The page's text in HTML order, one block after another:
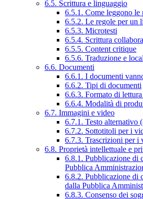
6.5. Scrittura e linguaggio
6.5.1. Come leggono le
6.5.2. Le regole per un
6.5.3. Microtesti
6.5.4. Scrittura
6.5.5. Content critique
6.5.6. Traduzione e
6.6. Documenti
6.6.1. I documenti
6.6.2. Tipi di documenti
6.6.3. Formato di
6.6.4. Modalità di
6.7. Immagini e video
6.7.1. Testo alternativo
6.7.2. Sottotitoli per i
6.7.3. Trascrizioni per i
6.8. Proprietà intellettuale e
6.8.1. Pubblicazione di
Pubblica
6.8.2. Pubblicazione di
dalla Pubblica
6.8.3. Consenso dei